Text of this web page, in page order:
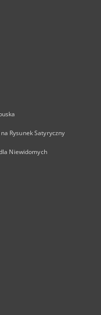
Rysunek Satyryczny
Niewidomych